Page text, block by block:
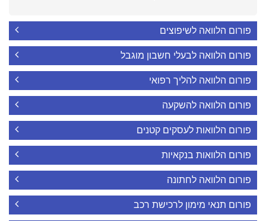
פורום הלוואה לשיפוצים
פורום הלוואה לבעלי חשבון מוגבל
פורום הלוואה להליך רפואי
פורום הלוואה להשקעה
פורום הלוואות לעסקים קטנים
פורום הלוואות בנקאיות
פורום הלוואה לחתונה
פורום תנאי מימון לרכישת רכב